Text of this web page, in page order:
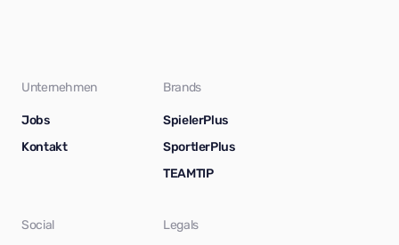
Unternehmen
Jobs
Kontakt
Brands
SpielerPlus
SportlerPlus
TEAMTIP
Social Legals